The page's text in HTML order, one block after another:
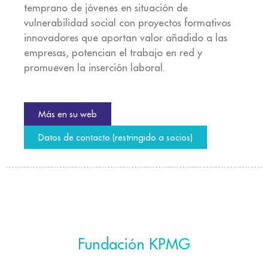
temprano de jóvenes en situación de
vulnerabilidad social con proyectos formativos
innovadores que aportan valor añadido a las
empresas, potencian el trabajo en red y
promueven la inserción laboral.
Más en su web
Datos de contacto (restringido a socios)
Fundación KPMG